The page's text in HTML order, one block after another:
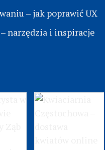
– jak poprawić UX
narzędzia i inspiracje